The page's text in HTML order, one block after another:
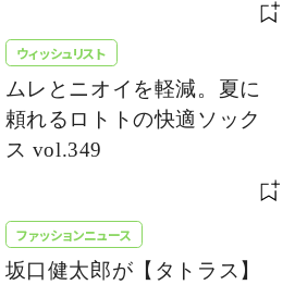
ウィッシュリスト
ムレとニオイを軽減。夏に
頼れるロトトの快適ソック
ス vol.349
ファッションニュース
坂口健太郎が【タトラス】